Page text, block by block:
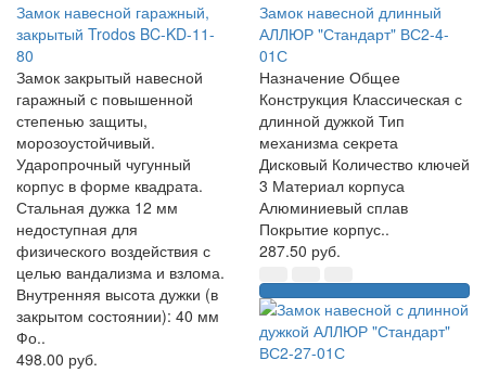
Замок навесной гаражный,
закрытый Trodos BC-KD-11-
80
Замок закрытый навесной
гаражный с повышенной
степенью защиты,
морозоустойчивый.
Ударопрочный чугунный
корпус в форме квадрата.
Стальная дужка 12 мм
недоступная для
физического воздействия с
целью вандализма и взлома.
Внутренняя высота дужки (в
закрытом состоянии): 40 мм
Фо..
498.00 руб.
Замок навесной длинный
АЛЛЮР "Стандарт" ВС2-4-
01С
Назначение Общее
Конструкция Классическая с
длинной дужкой Тип
механизма секрета
Дисковый Количество ключей
3 Материал корпуса
Алюминиевый сплав
Покрытие корпус..
287.50 руб.